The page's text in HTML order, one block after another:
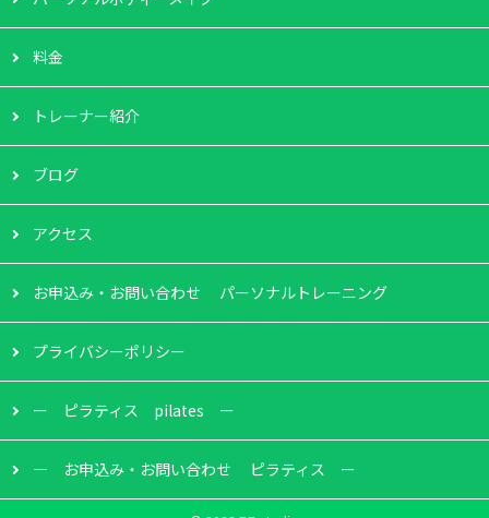
料金
トレーナー紹介
ブログ
アクセス
お申込み・お問い合わせ パーソナルトレーニング
プライバシーポリシー
ー ピラティス pilates ー
― お申込み・お問い合わせ ピラティス ー